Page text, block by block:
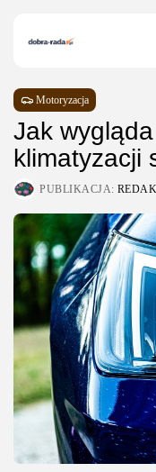
Motoryzacja
Jak
klimatyzacji
PUBLIKACJA: